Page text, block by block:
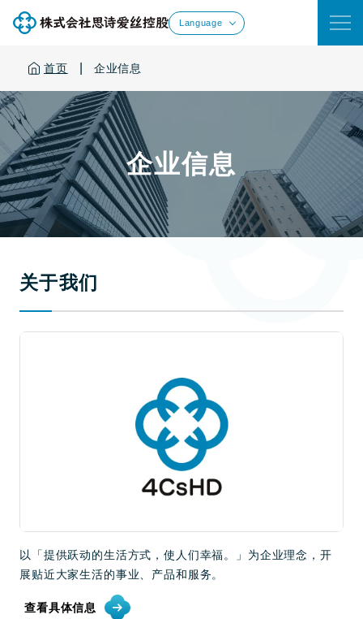
Language
首页 企业信息
企业信息
关于我们
以「提供跃动的生活方式，使人们幸福。」为企业理念，开
展贴近大家生活的事业、产品和服务。
查看具体信息